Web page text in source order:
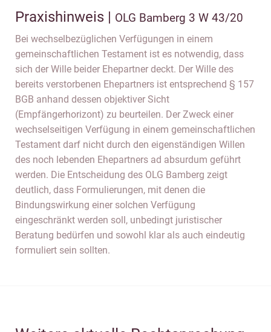
Praxishinweis | OLG Bamberg 3 W 43/20
Bei wechselbezüglichen Verfügungen in einem
gemeinschaftlichen Testament ist es notwendig, dass
sich der Wille beider Ehepartner deckt. Der Wille des
bereits verstorbenen Ehepartners ist entsprechend § 157
BGB anhand dessen objektiver Sicht
(Empfängerhorizont) zu beurteilen. Der Zweck einer
wechselseitigen Verfügung in einem gemeinschaftlichen
Testament darf nicht durch den eigenständigen Willen
des noch lebenden Ehepartners ad absurdum geführt
werden. Die Entscheidung des OLG Bamberg zeigt
deutlich, dass Formulierungen, mit denen die
Bindungswirkung einer solchen Verfügung
eingeschränkt werden soll, unbedingt juristischer
Beratung bedürfen und sowohl klar als auch eindeutig
formuliert sein sollten.